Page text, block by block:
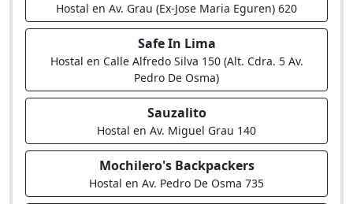
Hostal en Av. Grau (Ex-Jose Maria Eguren) 620
Safe In Lima
Hostal en Calle Alfredo Silva 150 (Alt. Cdra. 5 Av.
Pedro De Osma)
Sauzalito
Hostal en Av. Miguel Grau 140
Mochilero's Backpackers
Hostal en Av. Pedro De Osma 735